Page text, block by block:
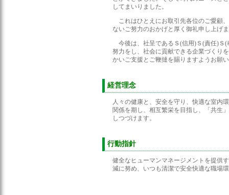
してまいりました。
これはひとえにお取引先各位のご愛顧
ないご努力のおかげと厚く御礼申し上げ
今後は、社呈であるＳ(信用)Ｓ(責任)Ｓ
努力をし、社会に貢献できる企業づくり
かいご支援とご鞭撻を賜りますようお願
経営理念
人々の健康と、安全を守り、快適な室内
関係を期し、相互繁栄を目指し、「共生
しつづけます。
行動指針
健全なヒューマンマネージメントを提供
減に努め、いつも清潔で安全快適な職場